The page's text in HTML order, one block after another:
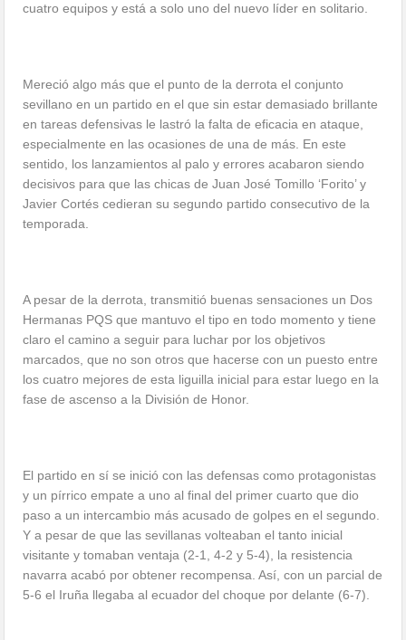
cuatro equipos y está a solo uno del nuevo líder en solitario.
Mereció algo más que el punto de la derrota el conjunto
sevillano en un partido en el que sin estar demasiado brillante
en tareas defensivas le lastró la falta de eficacia en ataque,
especialmente en las ocasiones de una de más. En este
sentido, los lanzamientos al palo y errores acabaron siendo
decisivos para que las chicas de Juan José Tomillo ‘Forito’ y
Javier Cortés cedieran su segundo partido consecutivo de la
temporada.
A pesar de la derrota, transmitió buenas sensaciones un Dos
Hermanas PQS que mantuvo el tipo en todo momento y tiene
claro el camino a seguir para luchar por los objetivos
marcados, que no son otros que hacerse con un puesto entre
los cuatro mejores de esta liguilla inicial para estar luego en la
fase de ascenso a la División de Honor.
El partido en sí se inició con las defensas como protagonistas
y un pírrico empate a uno al final del primer cuarto que dio
paso a un intercambio más acusado de golpes en el segundo.
Y a pesar de que las sevillanas volteaban el tanto inicial
visitante y tomaban ventaja (2-1, 4-2 y 5-4), la resistencia
navarra acabó por obtener recompensa. Así, con un parcial de
5-6 el Iruña llegaba al ecuador del choque por delante (6-7).